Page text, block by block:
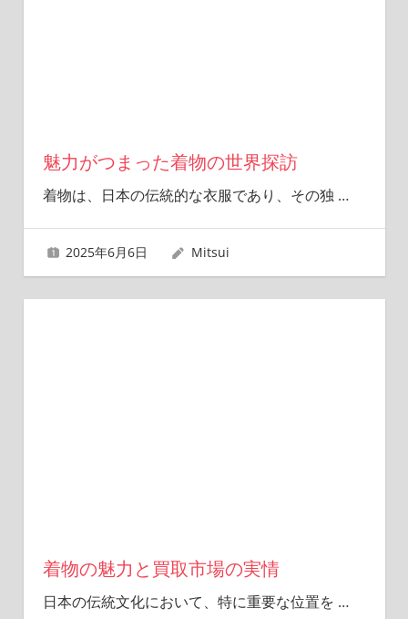
魅力がつまった着物の世界探訪
着物は、日本の伝統的な衣服であり、その独 …
2025年6月6日 Mitsui
着物の魅力と買取市場の実情
日本の伝統文化において、特に重要な位置を …